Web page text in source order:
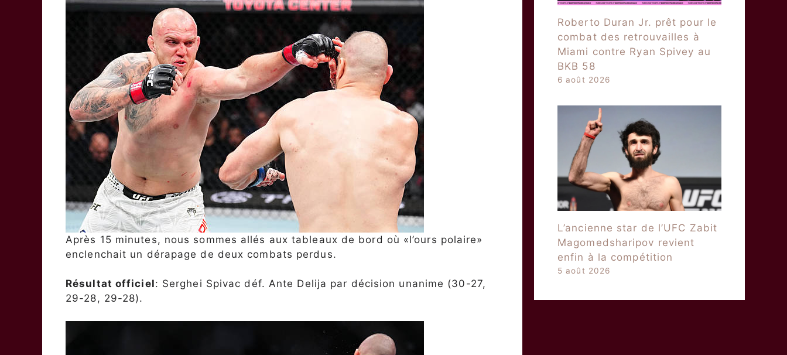
Après 15 minutes, nous sommes allés aux tableaux de bord où «l’ours polaire»
enclenchait un dérapage de deux combats perdus.
Résultat officiel: Serghei Spivac déf. Ante Delija par décision unanime (30-27,
29-28, 29-28).
Roberto Duran Jr. prêt pour le
combat des retrouvailles à
Miami contre Ryan Spivey au
BKB 58
6 août 2026
L’ancienne star de l’UFC Zabit
Magomedsharipov revient
enfin à la compétition
5 août 2026